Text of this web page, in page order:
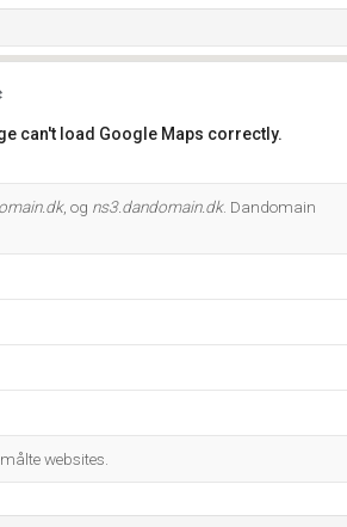
can't load Google Maps correctly.
, og ns3.dandomain.dk. Dandomain
websites.